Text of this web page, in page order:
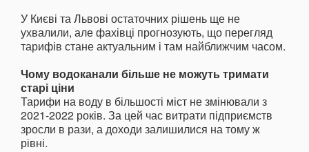
У Києві та Львові остаточних рішень ще не
ухвалили, але фахівці прогнозують, що перегляд
тарифів стане актуальним і там найближчим часом.
Чому водоканали більше не можуть тримати
старі ціни
Тарифи на воду в більшості міст не змінювали з
2021-2022 років. За цей час витрати підприємств
зросли в рази, а доходи залишилися на тому ж
рівні.